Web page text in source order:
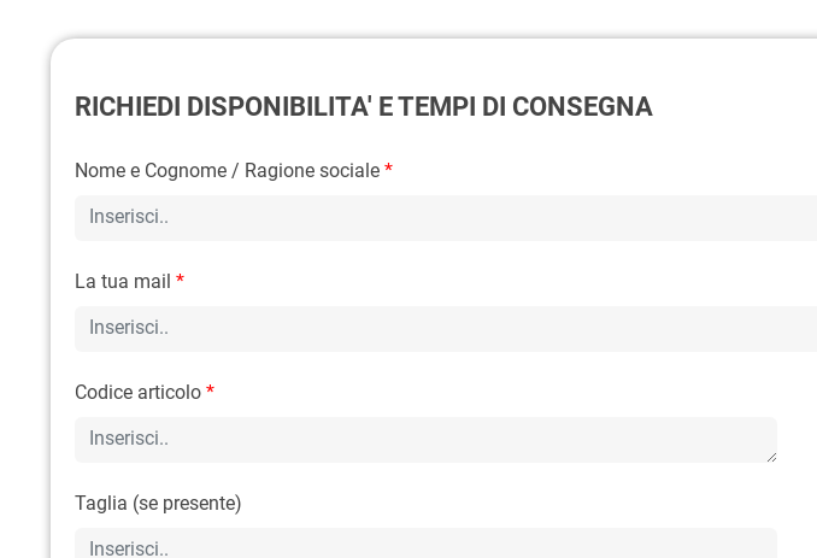
RICHIEDI DISPONIBILITA' E TEMPI DI CONSEGNA
Nome e Cognome / Ragione sociale *
La tua mail *
Codice articolo *
Taglia (se presente)